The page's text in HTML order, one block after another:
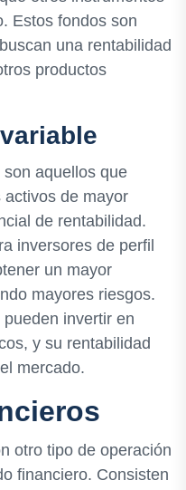
Estos fondos son
una rentabilidad
productos
aquellos que
de mayor
de rentabilidad.
inversores de perfil
un mayor
mayores riesgos.
invertir en
y su rentabilidad
mercado.
otro tipo de operación
financiero. Consisten